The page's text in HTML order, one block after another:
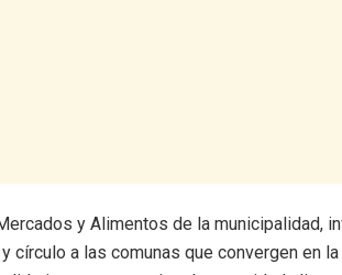
y Alimentos de la municipalidad,
círculo a las comunas que convergen en